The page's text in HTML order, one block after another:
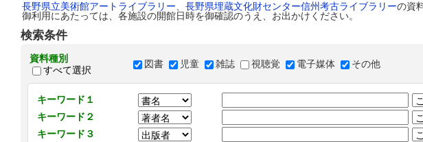
長野県立美術館アートライブラリー
長野県埋蔵文化財センター信州考古ライブラリーの資
御利用にあたっては、各施設の開館日時を御確認のうえ、お出かけください。
検索条件
資料種別
すべて選択
図書 児童 雑誌 視聴覚 電子媒体 その他
キーワード１
キーワード２
キーワード３